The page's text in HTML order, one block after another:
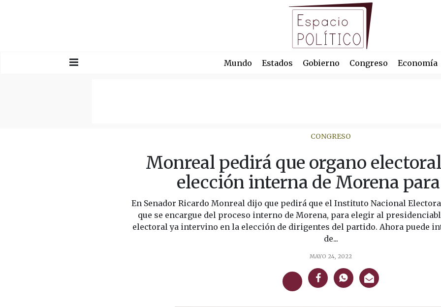
Mundo Estados Gobierno Congreso Economía
CONGRESO
Monreal pedirá que organo
elección interna de Morena
En Senador Ricardo Monreal dijo que pedirá que el Instituto Nacional
que se encargue del proceso interno de Morena, para elegir al
electoral ya intervino en la elección de dirigentes del partido. Ahora puede
de...
MAYO 24, 2022